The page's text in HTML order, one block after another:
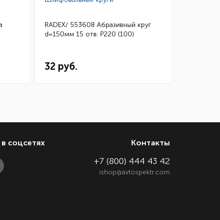
RADEX/ 553608 Абразивный круг
d=150мм 15 отв. Р220 (100)
32 руб.
соцсетях Контакты
+7 (800) 444 43 42
ishop@avtospektr.com